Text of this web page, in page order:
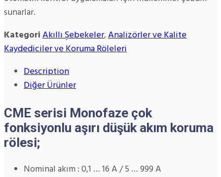
sunarlar.
KategoriAkıllı Şebekeler,Analizörler ve Kalite
Kaydediciler ve Koruma Röleleri
Description
Diğer Ürünler
CME serisi Monofaze çok
fonksiyonlu aşırı düşük akım koruma
rölesi;
Nominal akım : 0,1 … 16 A / 5 … 999 A